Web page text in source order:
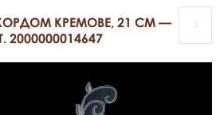
КРЕМОВЕ, 21 СМ —
2000000014647